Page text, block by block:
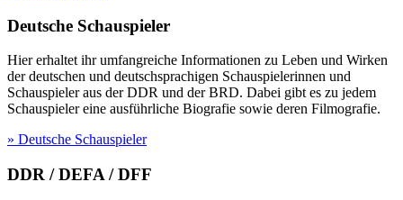
Deutsche Schauspieler
Hier erhaltet ihr umfangreiche Informationen zu Leben und Wirken
der deutschen und deutschsprachigen Schauspielerinnen und
Schauspieler aus der DDR und der BRD. Dabei gibt es zu jedem
Schauspieler eine ausführliche Biografie sowie deren Filmografie.
» Deutsche Schauspieler
DDR / DEFA / DFF